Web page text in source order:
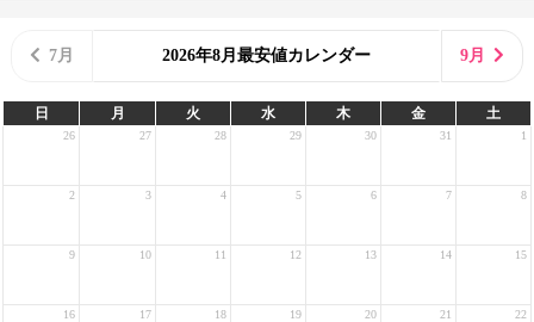
7月 2026年8月最安値カレンダー 9月
日 月 火 水 木 金 土
26 27 28 29 30 31 1
2 3 4 5 6 7 8
9 10 11 12 13 14 15
16 17 18 19 20 21 22